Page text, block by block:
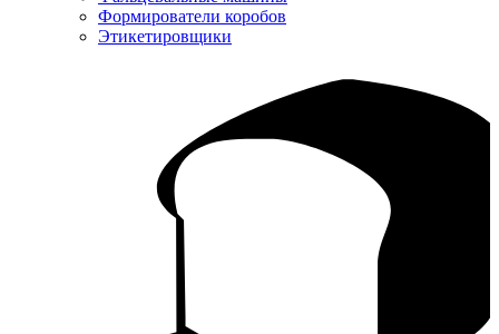
Формирователи коробов
Этикетировщики